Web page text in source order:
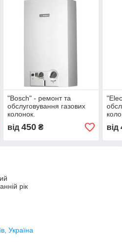
"Bosch" - ремонт та
обслуговування газових
колонок.
від 450₴ від
рік
Україна